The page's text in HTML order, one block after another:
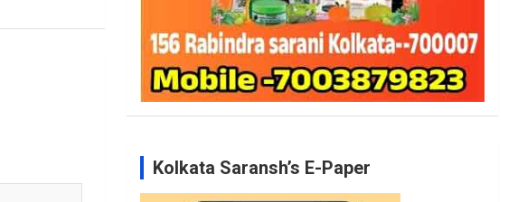
Kolkata Saransh’s E-Paper